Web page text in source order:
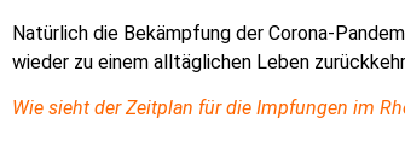
Natürlich die Bekämpfung der Corona-
wieder zu einem alltäglichen Leben
Wie sieht der Zeitplan für die Impfungen im